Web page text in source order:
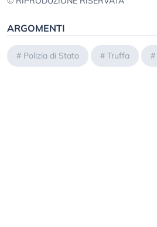
ARGOMENTI
# Polizia di Stato # Truffa #